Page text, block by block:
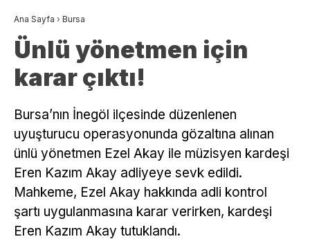
Ana Sayfa › Bursa
Ünlü yönetmen için
karar çıktı!
Bursa’nın İnegöl ilçesinde düzenlenen
uyuşturucu operasyonunda gözaltına alınan
ünlü yönetmen Ezel Akay ile müzisyen kardeşi
Eren Kazım Akay adliyeye sevk edildi.
Mahkeme, Ezel Akay hakkında adli kontrol
şartı uygulanmasına karar verirken, kardeşi
Eren Kazım Akay tutuklandı.